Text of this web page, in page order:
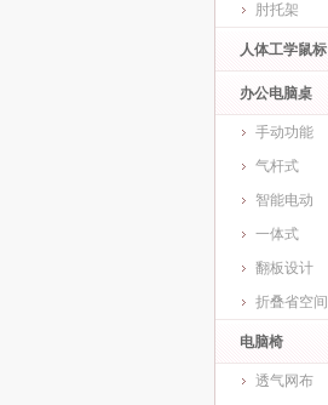
肘托架
人体工学鼠标
办公电脑桌
手动功能
气杆式
智能电动
一体式
翻板设计
折叠省空间
电脑椅
透气网布